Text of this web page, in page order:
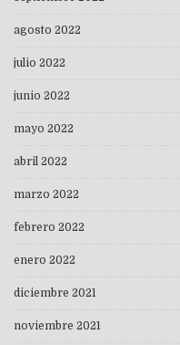
agosto 2022
julio 2022
junio 2022
mayo 2022
abril 2022
marzo 2022
febrero 2022
enero 2022
diciembre 2021
noviembre 2021